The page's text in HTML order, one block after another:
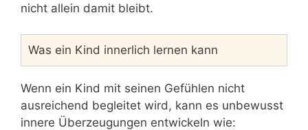
nicht allein damit bleibt.
Was ein Kind innerlich lernen kann
Wenn ein Kind mit seinen Gefühlen nicht
ausreichend begleitet wird, kann es unbewusst
innere Überzeugungen entwickeln wie: